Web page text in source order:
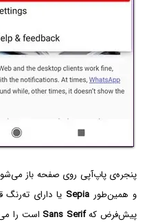
پنجره‌ی پاپ‌آپی روی صفحه باز
و همین‌طور Sepia یا دارای
پیش‌فرض کهSans Serif است را